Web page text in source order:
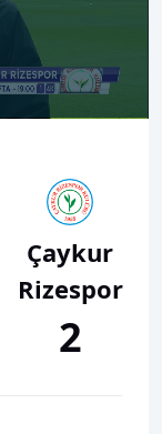
00:39
Çaykur
Rizespor
2